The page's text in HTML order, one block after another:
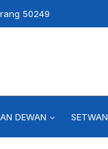
50249
DEWAN SETWAN